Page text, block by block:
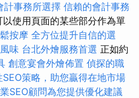
計事務所選擇 信賴的會計事務
以使用頁面的某些部分作為單
按摩 全方位提升自信的選
味 台北外燴服務首選 正如約
創意宴會外燴佈置 偵探的職
SEO策略，助您贏得在地市場
SEO顧問為您提供優化建議